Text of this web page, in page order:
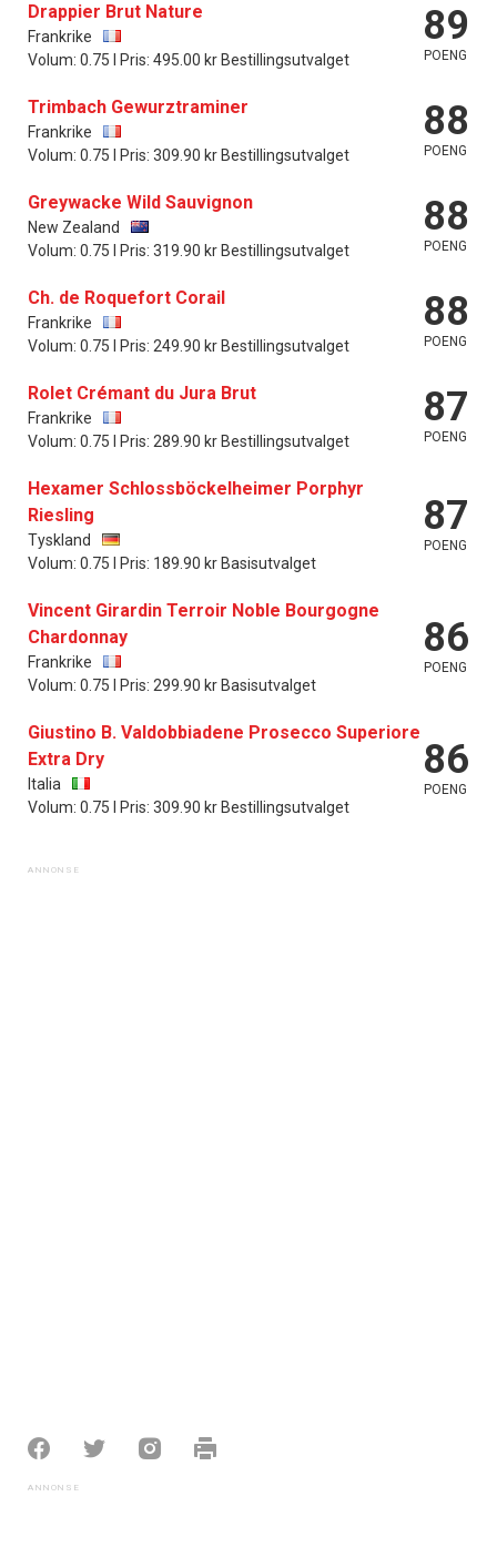
Drappier Brut Nature
Frankrike
Volum: 0.75 l Pris: 495.00 kr Bestillingsutvalget
89
POENG
Trimbach Gewurztraminer
Frankrike
Volum: 0.75 l Pris: 309.90 kr Bestillingsutvalget
88
POENG
Greywacke Wild Sauvignon
New Zealand
Volum: 0.75 l Pris: 319.90 kr Bestillingsutvalget
88
POENG
Ch. de Roquefort Corail
Frankrike
Volum: 0.75 l Pris: 249.90 kr Bestillingsutvalget
88
POENG
Rolet Crémant du Jura Brut
Frankrike
Volum: 0.75 l Pris: 289.90 kr Bestillingsutvalget
87
POENG
Hexamer Schlossböckelheimer Porphyr
Riesling
Tyskland
Volum: 0.75 l Pris: 189.90 kr Basisutvalget
87
POENG
Vincent Girardin Terroir Noble Bourgogne
Chardonnay
Frankrike
Volum: 0.75 l Pris: 299.90 kr Basisutvalget
86
POENG
Giustino B. Valdobbiadene Prosecco Superiore
Extra Dry
Italia
Volum: 0.75 l Pris: 309.90 kr Bestillingsutvalget
86
POENG